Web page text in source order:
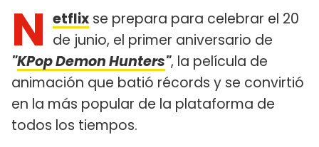
N etflix se prepara para celebrar el 20
de junio, el primer aniversario de
"KPop Demon Hunters", la película de
animación que batió récords y se convirtió
en la más popular de la plataforma de
todos los tiempos.